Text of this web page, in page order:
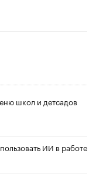
школ и детсадов
ИИ в работе